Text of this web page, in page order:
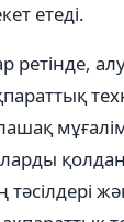
етеді.
ретінде,